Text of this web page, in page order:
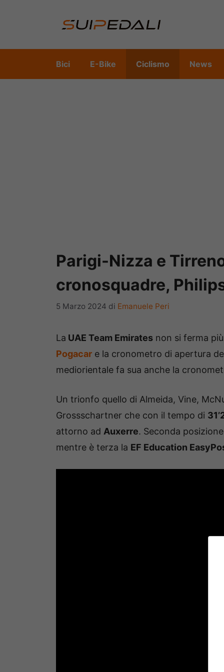
Bici E-Bike Ciclismo News
Parigi-Nizza e
cronosquadre,
5 Marzo 2024 di Emanuele Peri
La UAE Team Emirates non si ferma
Pogacar e la cronometro di apertura
mediorientale fa sua anche la
Un trionfo quello di Almeida, Vine,
Grossschartner che con il tempo di
attorno ad Auxerre. Seconda
mentre è terza la EF Education